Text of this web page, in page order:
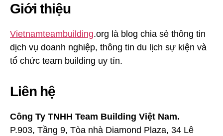
Giới thiệu
Vietnamteambuilding.org là blog chia sẻ thông tin
dịch vụ doanh nghiệp, thông tin du lịch sự kiện và
tổ chức team building uy tín.
Liên hệ
Công Ty TNHH Team Building Việt Nam.
P.903, Tầng 9, Tòa nhà Diamond Plaza, 34 Lê